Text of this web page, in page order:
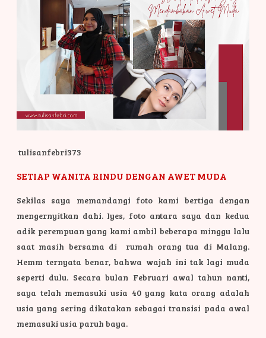
tulisanfebri373
SETIAP WANITA RINDU DENGAN AWET MUDA
Sekilas saya memandangi foto kami bertiga dengan
mengernyitkan dahi. Iyes, foto antara saya dan kedua
adik perempuan yang kami ambil beberapa minggu lalu
saat masih bersama di rumah orang tua di Malang.
Hemm ternyata benar, bahwa wajah ini tak lagi muda
seperti dulu. Secara bulan Februari awal tahun nanti,
saya telah memasuki usia 40 yang kata orang adalah
usia yang sering dikatakan sebagai transisi pada awal
memasuki usia paruh baya.